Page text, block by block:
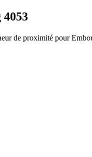
4053
de proximité pour